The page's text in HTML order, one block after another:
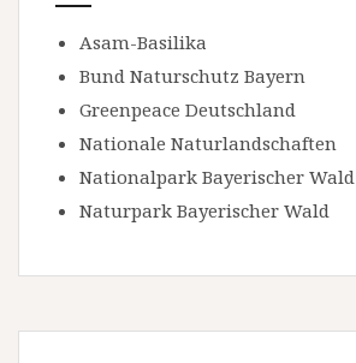
Asam-Basilika
Bund Naturschutz Bayern
Greenpeace Deutschland
Nationale Naturlandschaften
Nationalpark Bayerischer Wald
Naturpark Bayerischer Wald